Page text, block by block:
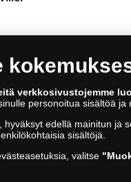
verkkosivustojemme
personoitua sisältöä
hyväksyt edellä mainitun ja
sisältöjä.
valitse